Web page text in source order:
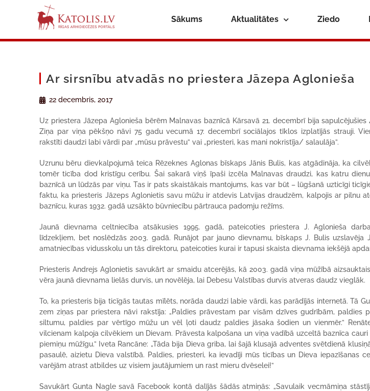
Sākums Aktualitātes Ziedo
Ar sirsnību atvadās no priestera Jāzepa Aglonieša
22 decembris, 2017
Uz priestera Jāzepa Aglonieša bērēm Malnavas baznīcā Kārsavā 21. decembrī bija
Ziņa par viņa pēkšņo nāvi 75 gadu vecumā 17. decembrī sociālajos tīklos izplatījās strauji.
rakstīti daudzi labi vārdi par „mūsu prāvestu” vai „priesteri, kas mani nokristīja/ salaulāja”.
Uzrunu bēru dievkalpojumā teica Rēzeknes Aglonas bīskaps Jānis Bulis, kas atgādināja, ka
tomēr ticība dod kristīgu cerību. Šai sakarā viņš īpaši izcēla Malnavas draudzi, kas katru
baznīcā un lūdzās par viņu. Tas ir pats skaistākais mantojums, kas var būt – lūgšanā uzticīgi
faktu, ka priesteris Jāzeps Aglonietis savu mūžu ir atdevis Latvijas draudzēm, kalpojis ar pilnu
baznīcu, kuras 1932. gadā uzsākto būvniecību pārtrauca padomju režīms.
Jaunā dievnama celtniecība atsākusies 1995. gadā, pateicoties priestera J. Aglonieša
līdzekļiem, bet noslēdzās 2003. gadā. Runājot par jauno dievnamu, bīskaps J. Bulis uzslavēja
amatniecības vidusskolu un tās direktoru, pateicoties kurai ir tapusi skaista dievnama iekšējā
Priesteris Andrejs Aglonietis savukārt ar smaidu atcerējās, kā 2003. gadā viņa mūžībā
vēra jaunā dievnama lielās durvis, un novēlēja, lai Debesu Valstības durvis atveras daudz vieglāk.
To, ka priesteris bija ticīgās tautas mīlēts, norāda daudzi labie vārdi, kas parādījās internetā. Tā
zem ziņas par priestera nāvi rakstīja: „Paldies prāvestam par visām dzīves gudrībām, paldies
siltumu, paldies par vērtīgo mūžu un vēl ļoti daudz paldies jāsaka šodien un vienmēr.”
vilcienam kalpoja cilvēkiem un Dievam. Prāvesta kalpošana un viņa vadībā uzceltā baznīca
piemiņu mūžīgu.” Iveta Rancāne: „Tāda bija Dieva griba, lai šajā klusajā adventes svētdienā
pasaulē, aizietu Dieva valstībā. Paldies, priesteri, ka ievadīji mūs ticības un Dieva iepazīšanas
varējām atrast atbildes uz visiem jautājumiem un rast mieru dvēselei!”
Savukārt Gunta Nagle savā Facebook kontā dalījās šādās atmiņās: „Savulaik vecmāmiņa